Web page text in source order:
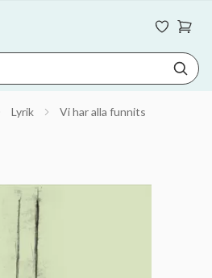
Lyrik Vi har alla funnits